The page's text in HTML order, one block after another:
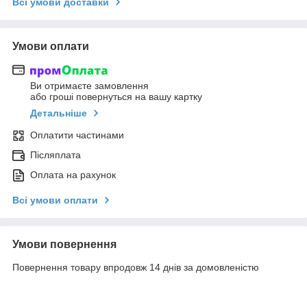
Умови оплати
Ви отримаєте замовлення
або гроші повернуться на вашу картку
Детальніше
Оплатити частинами
Післяплата
Оплата на рахунок
Всі умови оплати
Умови повернення
Повернення товару впродовж 14 днів за домовленістю